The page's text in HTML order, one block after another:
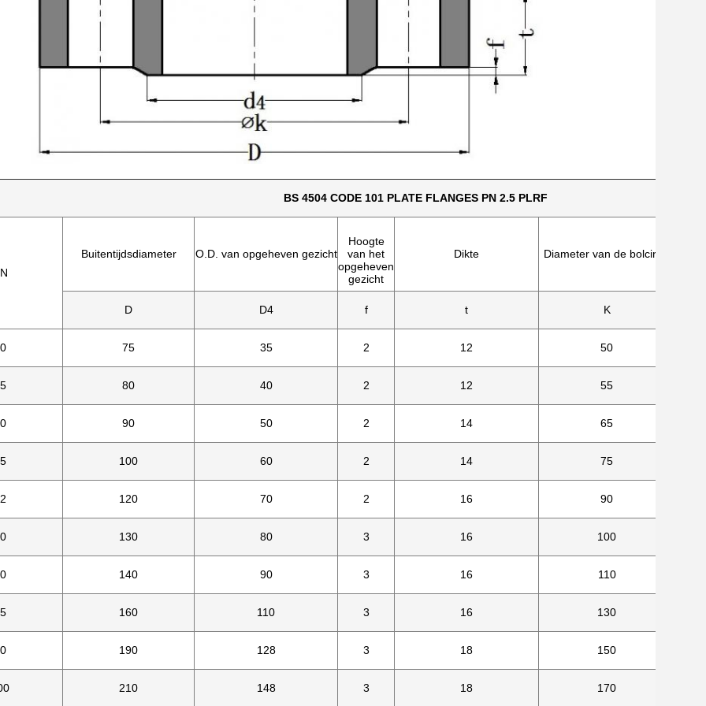
BS 4504 CODE 101 PLATE FLANGES PN 2.5 PLRF
Buitentijdsdiameter O.D. van opgeheven gezicht
Hoogte
van het
opgeheven
gezicht
Dikte Diameter van de bolcirkel
D D4 f t K
75 35 2 12 50
80 40 2 12 55
90 50 2 14 65
100 60 2 14 75
120 70 2 16 90
130 80 3 16 100
140 90 3 16 110
160 110 3 16 130
190 128 3 18 150
210 148 3 18 170